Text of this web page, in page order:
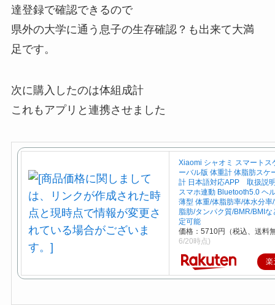
達登録で確認できるので
県外の大学に通う息子の生存確認？も出来て大満
足です。
次に購入したのは体組成計
これもアプリと連携させました
Xiaomi シャオミ スマートス
ーバル版 体重計 体脂肪スケ
計 日本語対応APP 取扱説
スマホ連動 Bluetooth5.0 ヘ
薄型 体重/体脂肪率/体水分率
脂肪/タンパク質/BMR/BMI
定可能
価格：5710円（税込、送料
6/20時点)
楽